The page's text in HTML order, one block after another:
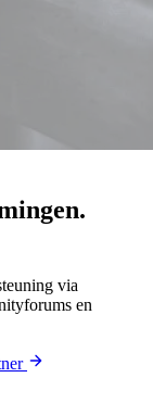
via
en